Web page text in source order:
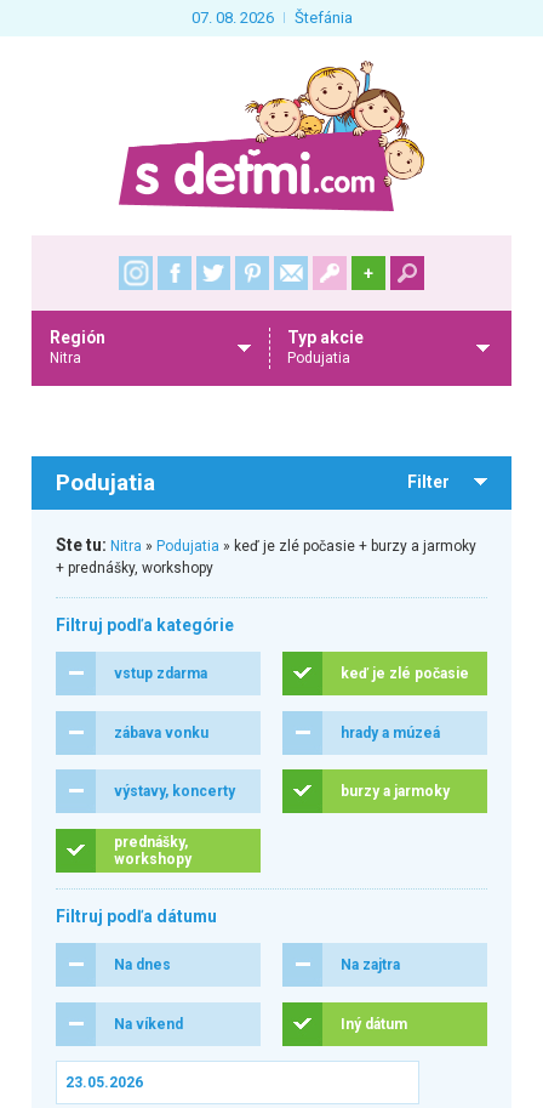
07. 08. 2026 Štefánia
+
Región
Nitra
Typ akcie
Podujatia
Podujatia Filter
Ste tu: Nitra » Podujatia » keď je zlé počasie + burzy a jarmoky
+ prednášky, workshopy
Filtruj podľa kategórie
vstup zdarma keď je zlé počasie
zábava vonku hrady a múzeá
výstavy, koncerty burzy a jarmoky
prednášky,
workshopy
Filtruj podľa dátumu
Na dnes Na zajtra
Na víkend Iný dátum